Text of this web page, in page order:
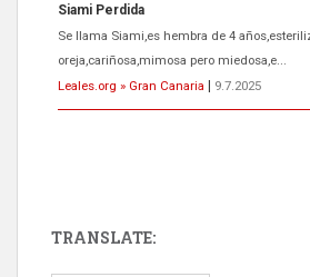
Siami Perdida
Se llama Siami,es hembra de 4
oreja,cariñosa,mimosa pero miedosa,e...
Leales.org » Gran Canaria
9.7.2025
TRANSLATE: